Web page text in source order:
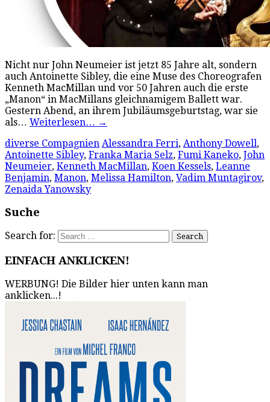
Nicht nur John Neumeier ist jetzt 85 Jahre alt, sondern
auch Antoinette Sibley, die eine Muse des Choreografen
Kenneth MacMillan und vor 50 Jahren auch die erste
„Manon“ in MacMillans gleichnamigem Ballett war.
Gestern Abend, an ihrem Jubiläumsgeburtstag, war sie
als… Weiterlesen… →
diverse Compagnien Alessandra Ferri, Anthony Dowell,
Antoinette Sibley, Franka Maria Selz, Fumi Kaneko, John
Neumeier, Kenneth MacMillan, Koen Kessels, Leanne
Benjamin, Manon, Melissa Hamilton, Vadim Muntagirov,
Zenaida Yanowsky
Suche
Search for:
EINFACH ANKLICKEN!
WERBUNG! Die Bilder hier unten kann man
anklicken...!